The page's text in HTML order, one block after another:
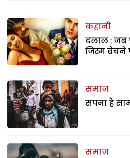
कहानी
दलाल : जब
जिस्म बेचने
समाज
सपना है
समाज